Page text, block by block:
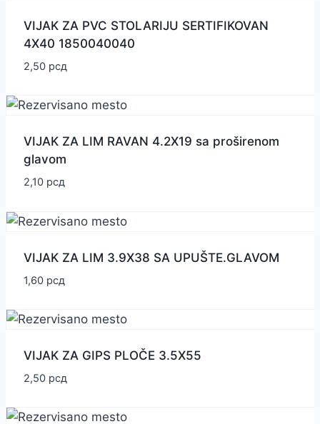
VIJAK ZA PVC STOLARIJU SERTIFIKOVAN
4X40 1850040040
2,50 рсд
VIJAK ZA LIM RAVAN 4.2X19 sa proširenom
glavom
2,10 рсд
VIJAK ZA LIM 3.9X38 SA UPUŠTE.GLAVOM
1,60 рсд
VIJAK ZA GIPS PLOČE 3.5X55
2,50 рсд